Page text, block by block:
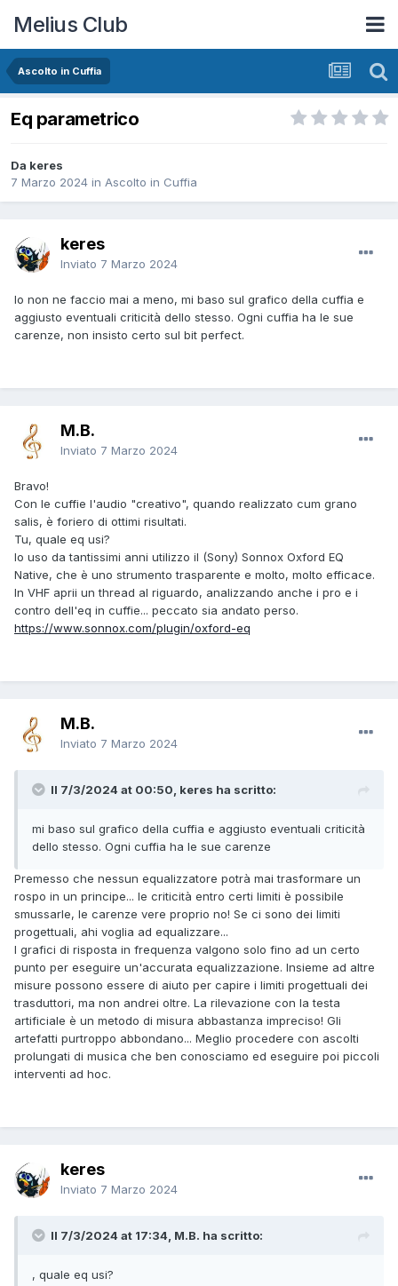
Melius Club
Ascolto in Cuffia
Eq parametrico
Da keres
7 Marzo 2024 in Ascolto in Cuffia
keres
Inviato 7 Marzo 2024
Io non ne faccio mai a meno, mi baso sul grafico della cuffia e
aggiusto eventuali criticità dello stesso. Ogni cuffia ha le sue
carenze, non insisto certo sul bit perfect.
M.B.
Inviato 7 Marzo 2024
Bravo!
Con le cuffie l'audio "creativo", quando realizzato cum grano
salis, è foriero di ottimi risultati.
Tu, quale eq usi?
Io uso da tantissimi anni utilizzo il (Sony) Sonnox Oxford EQ
Native, che è uno strumento trasparente e molto, molto efficace.
In VHF aprii un thread al riguardo, analizzando anche i pro e i
contro dell'eq in cuffie... peccato sia andato perso.
https://www.sonnox.com/plugin/oxford-eq
M.B.
Inviato 7 Marzo 2024
Il 7/3/2024 at 00:50, keres ha scritto:
mi baso sul grafico della cuffia e aggiusto eventuali criticità
dello stesso. Ogni cuffia ha le sue carenze
Premesso che nessun equalizzatore potrà mai trasformare un
rospo in un principe... le criticità entro certi limiti è possibile
smussarle, le carenze vere proprio no! Se ci sono dei limiti
progettuali, ahi voglia ad equalizzare...
I grafici di risposta in frequenza valgono solo fino ad un certo
punto per eseguire un'accurata equalizzazione. Insieme ad altre
misure possono essere di aiuto per capire i limiti progettuali dei
trasduttori, ma non andrei oltre. La rilevazione con la testa
artificiale è un metodo di misura abbastanza impreciso! Gli
artefatti purtroppo abbondano... Meglio procedere con ascolti
prolungati di musica che ben conosciamo ed eseguire poi piccoli
interventi ad hoc.
keres
Inviato 7 Marzo 2024
Il 7/3/2024 at 17:34, M.B. ha scritto:
, quale eq usi?